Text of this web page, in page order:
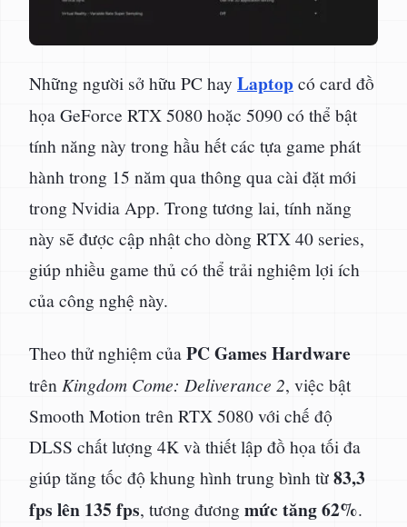
Những người sở hữu PC hay Laptopcó card đồ
họa GeForce RTX 5080 hoặc 5090 có thể bật
tính năng này trong hầu hết các tựa game phát
hành trong 15 năm qua thông qua cài đặt mới
trong Nvidia App. Trong tương lai, tính năng
này sẽ được cập nhật cho dòng RTX 40 series,
giúp nhiều game thủ có thể trải nghiệm lợi ích
của công nghệ này.
Theo thử nghiệm củaPC Games Hardware
trênKingdom Come: Deliverance 2, việc bật
Smooth Motion trên RTX 5080 với chế độ
DLSS chất lượng 4K và thiết lập đồ họa tối đa
giúp tăng tốc độ khung hình trung bình từ83,3
fps lên 135 fps, tương đươngmức tăng 62%.